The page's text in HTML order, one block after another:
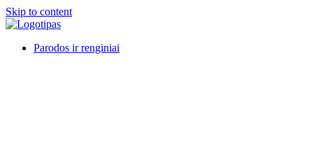
Skip to content
Parodos ir renginiai